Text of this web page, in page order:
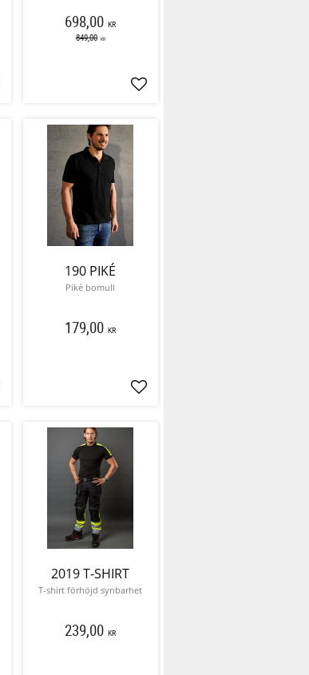
till i favoriter
698,00 KR
849,00 KR
Lägg till i favoriter
till i favoriter
190 PIKÉ
Piké bomull
179,00 KR
Lägg till i favoriter
2019 T-SHIRT
T-shirt förhöjd synbarhet
239,00 KR